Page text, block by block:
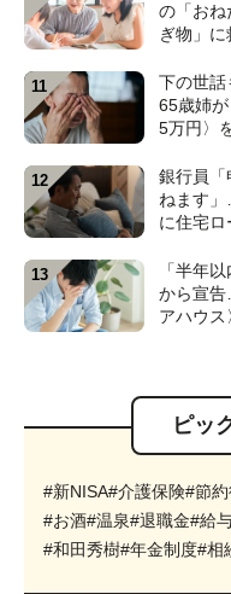
の「お
ぎ物」に
下の世
65歳姉
5万円〉
銀行員「
ねます
に住宅ロ
の解説】
「半年
から宣
アハウ
ピッ
#新NISA#介護保険#節
#お酒#温泉#退職金#給
#和田秀樹#年金制度#相